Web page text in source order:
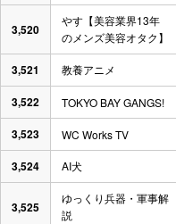
3,520
やす【美容業界13年
のメンズ美容オタク】
3,521 教養アニメ
3,522 TOKYO BAY GANGS!
3,523 WC Works TV
3,524 AI犬
3,525
ゆっくり兵器・軍事解
説